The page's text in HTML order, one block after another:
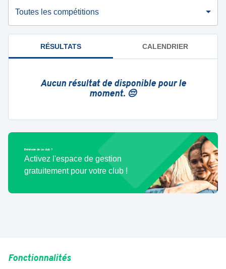
Toutes les compétitions
RÉSULTATS CALENDRIER
Aucun résultat de disponible pour le
moment. 😔
Bénévole de ce club ?
Activez l'espace de gestion
gratuitement pour votre club !
Fonctionnalités